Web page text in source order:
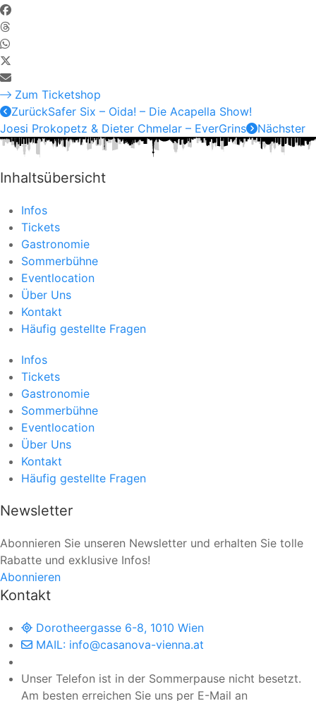
Zum Ticketshop
ZurückSafer Six – Oida! – Die Acapella Show!
Joesi Prokopetz & Dieter Chmelar – EverGrins
Nächster
Inhaltsübersicht
Infos
Tickets
Gastronomie
Sommerbühne
Eventlocation
Über Uns
Kontakt
Häufig gestellte Fragen
Infos
Tickets
Gastronomie
Sommerbühne
Eventlocation
Über Uns
Kontakt
Häufig gestellte Fragen
Newsletter
Abonnieren Sie unseren Newsletter und erhalten Sie tolle
Rabatte und exklusive Infos!
Abonnieren
Kontakt
Dorotheergasse 6-8, 1010 Wien
MAIL: info@casanova-vienna.at
Unser Telefon ist in der Sommerpause nicht besetzt.
Am besten erreichen Sie uns per E-Mail an